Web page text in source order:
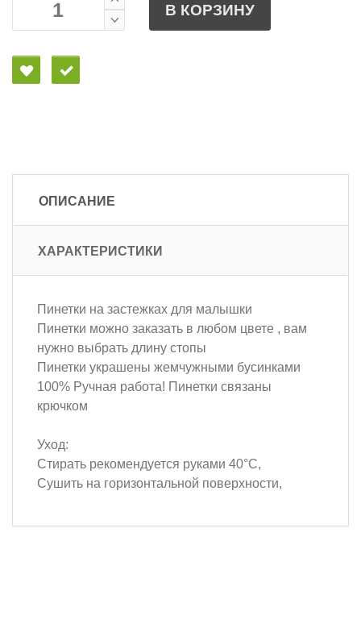
В КОРЗИНУ
ОПИСАНИЕ
ХАРАКТЕРИСТИКИ
Пинетки на застежках для малышки
Пинетки можно заказать в любом цвете , вам
нужно выбрать длину стопы
Пинетки украшены жемчужными бусинками
100% Ручная работа! Пинетки связаны
крючком
Уход:
Стирать рекомендуется руками 40°C,
Сушить на горизонтальной поверхности,